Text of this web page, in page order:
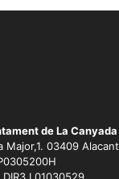
de La Canyada
Major,1. 03409 Alacant